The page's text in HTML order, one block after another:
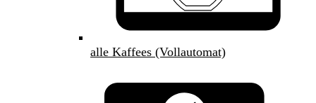
alle Kaffees (Vollautomat)